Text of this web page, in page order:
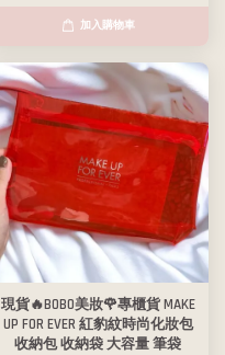
加入購物車
現貨🔥BOBO美妝🌹專櫃貨 MAKE
UP FOR EVER 紅豹紋時尚化妝包
收納包 收納袋 大容量 筆袋